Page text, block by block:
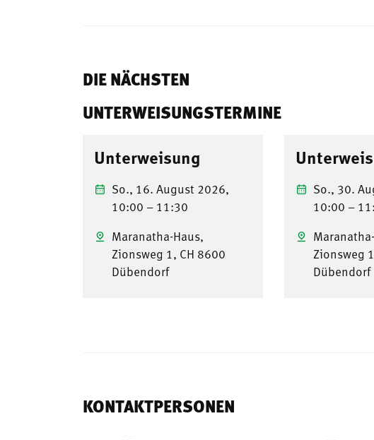
DIE NÄCHSTEN
UNTERWEISUNGSTERMINE
Unterweisung
So., 16. August 2026,
10:00 – 11:30
Maranatha-Haus,
Zionsweg 1, CH 8600
Dübendorf
So., 30.
10:00 –
Zionsweg
Dübendorf
KONTAKTPERSONEN